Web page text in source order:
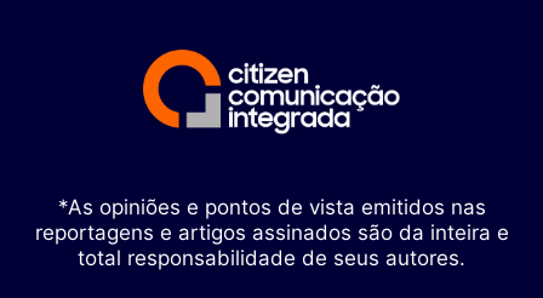
*As opiniões e pontos de vista emitidos nas
reportagens e artigos assinados são da inteira e
total responsabilidade de seus autores.